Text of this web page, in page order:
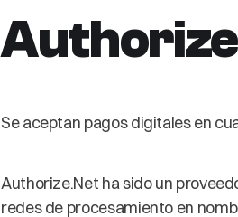
Se aceptan pagos digitales en
Authorize.Net ha sido un
redes de procesamiento en